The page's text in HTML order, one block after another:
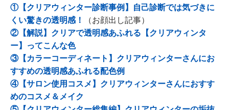
①【クリアウィンター診断事例】自己診断では気づきに
くい驚きの透明感！
（お顔出し記事）
②【解説】クリアで透明感あふれる【クリアウィンタ
ー】ってこんな色
③【カラーコーディネート】クリアウィンターさんにお
すすめの透明感あふれる配色例
④【サロン使用コスメ】クリアウィンターさんにおすす
めのコスメ＆メイク